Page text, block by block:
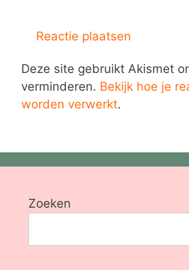
Deze site gebruikt Akismet
verminderen. Bekijk hoe je
worden verwerkt.
Zoeken